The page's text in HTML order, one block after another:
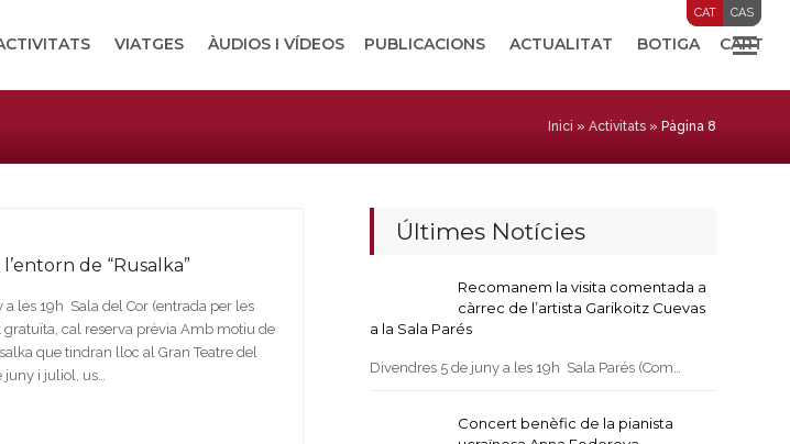
CAT CAS
VIATGES ÀUDIOS I VÍDEOS PUBLICACIONS ACTUALITAT BOTIGA CART
Inici » Activitats» Pàgina 8
de “Rusalka”
les 19h Sala del Cor (entrada per les
gratuïta, cal reserva prèvia Amb motiu de
que tindran lloc al Gran Teatre del
juny i juliol, us…
Últimes Notícies
Recomanem la visita comentada a
càrrec de l’artista Garikoitz Cuevas
a la Sala Parés
Divendres 5 de juny a les 19h Sala Parés (Com…
Concert benèfic de la pianista